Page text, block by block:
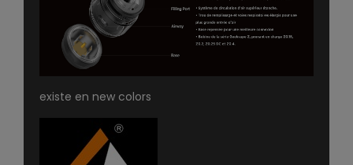
existe en new colors